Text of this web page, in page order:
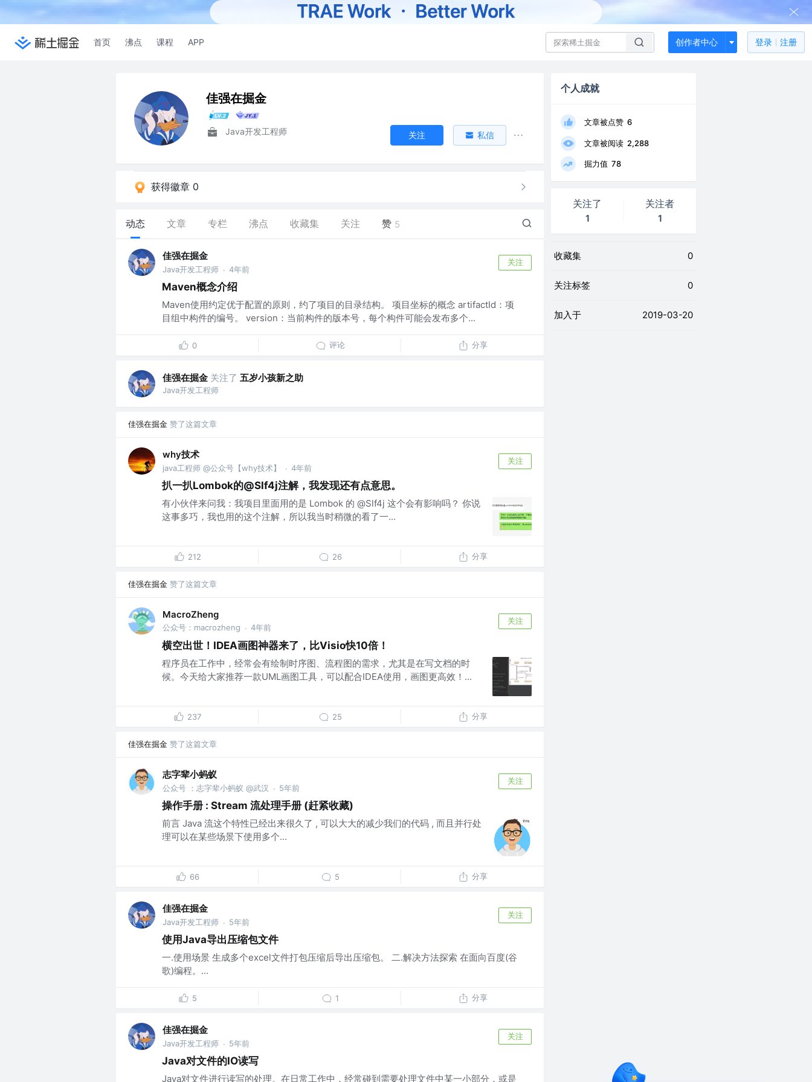
首页 沸点 课程 APP 创作者中心 登录 注册
佳强在掘金
Java开发工程师 关注 私信
获得徽章 0
动态 文章 专栏 沸点 收藏集 关注 赞 5
佳强在掘金
Java开发工程师 · 4年前
关注
Maven概念介绍
Maven使用约定优于配置的原则，约了项目的目录结构。 项目坐标的概念 artifactId：项
目组中构件的编号。 version：当前构件的版本号，每个构件可能会发布多个...
0 评论 分享
佳强在掘金 关注了 五岁小孩新之助
Java开发工程师
佳强在掘金 赞了这篇文章
why技术
java工程师 @公众号【why技术】 · 4年前
关注
扒一扒Lombok的@Slf4j注解，我发现还有点意思。
有小伙伴来问我：我项目里面用的是 Lombok 的 @Slf4j 这个会有影响吗？ 你说
这事多巧，我也用的这个注解，所以我当时稍微的看了一...
212 26 分享
佳强在掘金 赞了这篇文章
MacroZheng
公众号：macrozheng · 4年前
关注
横空出世！IDEA画图神器来了，比Visio快10倍！
程序员在工作中，经常会有绘制时序图、流程图的需求，尤其是在写文档的时
候。今天给大家推荐一款UML画图工具，可以配合IDEA使用，画图更高效！...
237 25 分享
佳强在掘金 赞了这篇文章
志字辈小蚂蚁
公众号 ：志字辈小蚂蚁 @武汉 · 5年前
关注
操作手册 : Stream 流处理手册 (赶紧收藏)
前言 Java 流这个特性已经出来很久了 , 可以大大的减少我们的代码 , 而且并行处
理可以在某些场景下使用多个...
66 5 分享
佳强在掘金
Java开发工程师 · 5年前
关注
使用Java导出压缩包文件
一.使用场景 生成多个excel文件打包压缩后导出压缩包。 二.解决方法探索 在面向百度(谷
歌)编程。...
5 1 分享
佳强在掘金
Java开发工程师 · 5年前
关注
Java对文件的IO读写
Java对文件进行读写的处理。在日常工作中，经常碰到需要处理文件中某一小部分，或是
个人成就
文章被点赞 6
文章被阅读 2,288
掘力值 78
关注了
1
关注者
1
收藏集 0
关注标签 0
加入于 2019-03-20